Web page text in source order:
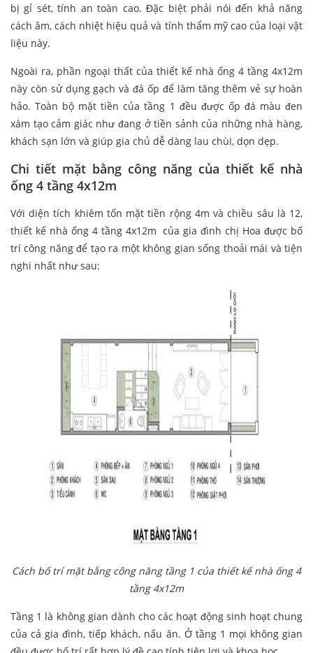
bị gỉ sét, tính an toàn cao. Đặc biệt phải nói đến khả năng
cách âm, cách nhiệt hiệu quả và tính thẩm mỹ cao của loại vật
liệu này.
Ngoài ra, phần ngoại thất của thiết kế nhà ống 4 tầng 4x12m
này còn sử dụng gạch và đá ốp để làm tăng thêm vẻ sự hoàn
hảo. Toàn bộ mặt tiền của tầng 1 đều được ốp đá màu đen
xám tạo cảm giác như đang ở tiền sảnh của những nhà hàng,
khách sạn lớn và giúp gia chủ dễ dàng lau chùi, dọn dẹp.
Chi tiết mặt bằng công năng của thiết kế nhà
ống 4 tầng 4x12m
Với diện tích khiêm tốn mặt tiền rộng 4m và chiều sâu là 12,
thiết kế nhà ống 4 tầng 4x12m của gia đình chị Hoa được bố
trí công năng để tạo ra một không gian sống thoải mái và tiện
nghi nhất như sau:
Cách bố trí mặt bằng công năng tầng 1 của thiết kế nhà ống 4
tầng 4x12m
Tầng 1 là không gian dành cho các hoạt động sinh hoạt chung
của cả gia đình, tiếp khách, nấu ăn. Ở tầng 1 mọi không gian